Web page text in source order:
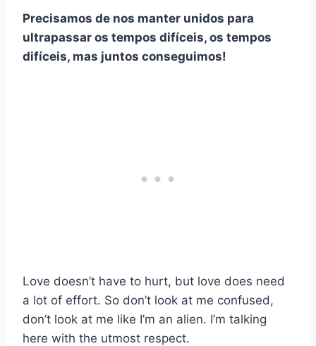
Precisamos de nos manter unidos para
ultrapassar os tempos difíceis, os tempos
difíceis, mas juntos conseguimos!
Love doesn’t have to hurt, but love does need
a lot of effort. So don’t look at me confused,
don’t look at me like I’m an alien. I’m talking
here with the utmost respect.